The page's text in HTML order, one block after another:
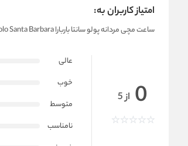
امتیاز کاربران به:
ساعت مچی مردانه پولو سانتا باربارا Polo Santa Barbara مدل SB.8.1123.6
0 از 5
عالی
خوب
متوسط
نامناسب